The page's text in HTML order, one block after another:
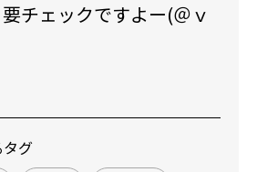
チェックですよー(＠ｖ
グ